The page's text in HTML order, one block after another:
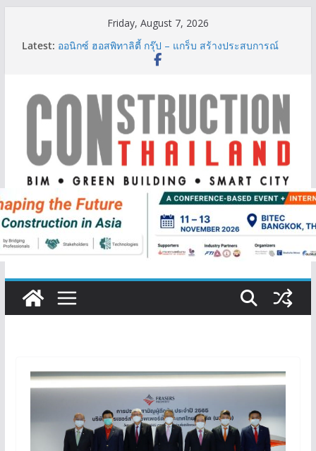
Friday, August 7, 2026
Latest: ออนิกซ์ ฮอสพิทาลิตี้ กรุ๊ป – แกร็บ สร้างประสบการณ์
การเดินทางที่สะดวกยิ่งขึ้น ภายใต้แนวคิด “More of
Construction & Mining” ขับเคลื่อนอุตสาหกรรม
ก่อสร้างและเหมืองแร่สู่สังคมคาร์บอนต่ำอย่างยั่งยืน
ลลิล พร็อพเพอร์ตี้ ก้าวสู่ปีที่ 40 ยึดลูกค้าเป็นศูนย์กลาง
เดินหน้าสร้างการเติบโตอย่างยั่งยืน
IHG Hotels & Resorts เปิดตัว ฮอลิเดย์ อินน์ เอ็กซ์เพรส
ผู้เชี่ยวชาญด้านวิศวกรรมโครงสร้างเสนอแผนปฏิรูป
มาตรฐานตั้งแต่การออกแบบถึงการตรวจสอบอาคารไทย
รับมือแผ่นดินไหว